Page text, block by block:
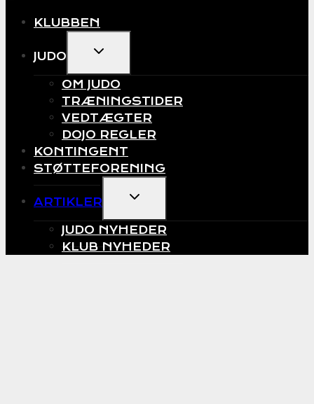
KLUBBEN
JUDO
EXPAND
MENU
OM JUDO
TRÆNINGSTIDER
VEDTÆGTER
DOJO REGLER
KONTINGENT
STØTTEFORENING
ARTIKLER
EXPAND
MENU
JUDO NYHEDER
KLUB NYHEDER